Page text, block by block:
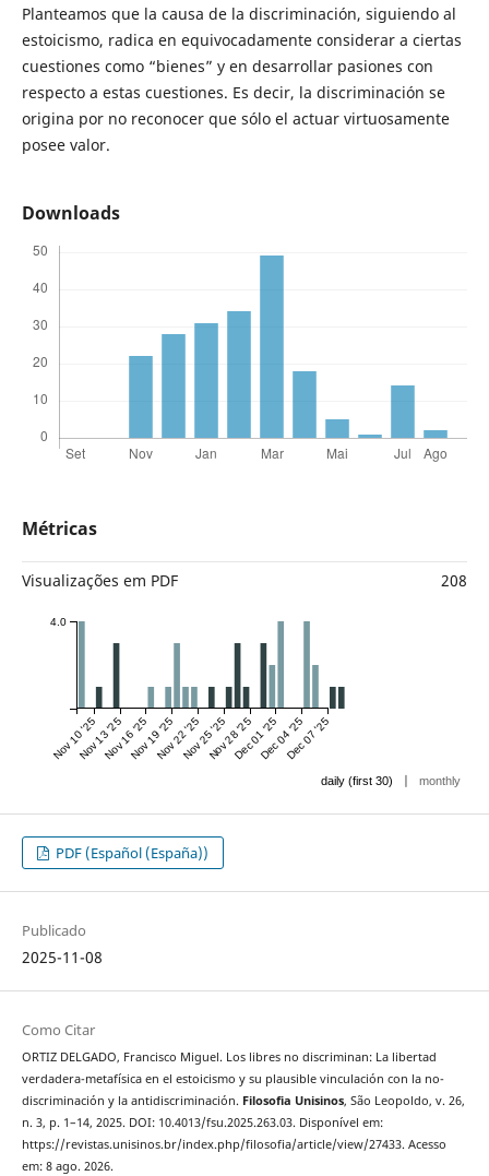
Planteamos que la causa de la discriminación, siguiendo al
estoicismo, radica en equivocadamente considerar a ciertas
cuestiones como “bienes” y en desarrollar pasiones con
respecto a estas cuestiones. Es decir, la discriminación se
origina por no reconocer que sólo el actuar virtuosamente
posee valor.
Downloads
Métricas
Visualizações em PDF 208
Nov 10 '25Nov 13 '25Nov 16 '25Nov 19 '25Nov 22 '25Nov 25 '25Nov 28 '25Dec 01 '25Dec 04 '25Dec 07 '25
4.0
daily (first 30) | monthly
PDF (Español (España))
Publicado
2025-11-08
Como Citar
ORTIZ DELGADO, Francisco Miguel. Los libres no discriminan: La libertad
verdadera-metafísica en el estoicismo y su plausible vinculación con la no-
discriminación y la antidiscriminación. Filosofia Unisinos, São Leopoldo, v. 26,
n. 3, p. 1–14, 2025. DOI: 10.4013/fsu.2025.263.03. Disponível em:
https://revistas.unisinos.br/index.php/filosofia/article/view/27433. Acesso
em: 8 ago. 2026.